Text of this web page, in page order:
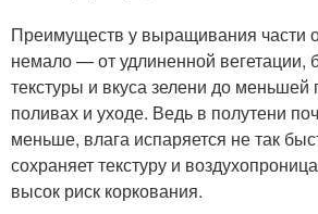
Преимуществ у выращивания части
немало — от удлиненной вегетации,
текстуры и вкуса зелени до меньшей
поливах и уходе. Ведь в полутени
меньше, влага испаряется не так
сохраняет текстуру и
высок риск коркования.